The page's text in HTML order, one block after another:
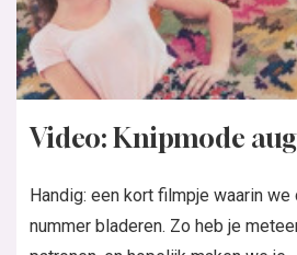
Video: Knipmode
Handig: een kort filmpje waarin we
nummer bladeren. Zo heb je